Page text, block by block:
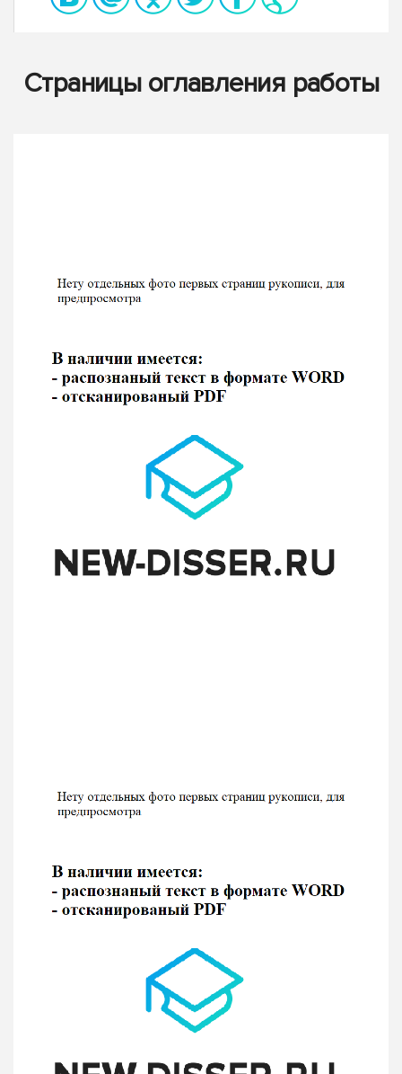
Страницы оглавления работы